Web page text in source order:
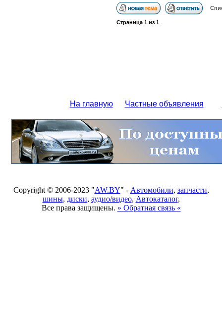
Страница 1из 1
На главную Частные объявления
Copyright © 2006-2023 "AW.BY" - Автомобили, запчасти,
шины, диски, аудио/видео, Автокаталог,
Все права защищены. » Обратная связь «